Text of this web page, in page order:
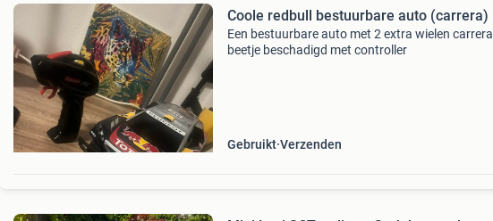
Coole redbull bestuurbare auto (carrera)
Een bestuurbare auto met 2 extra wielen carrera
beetje beschadigd met controller
Gebruikt Verzenden